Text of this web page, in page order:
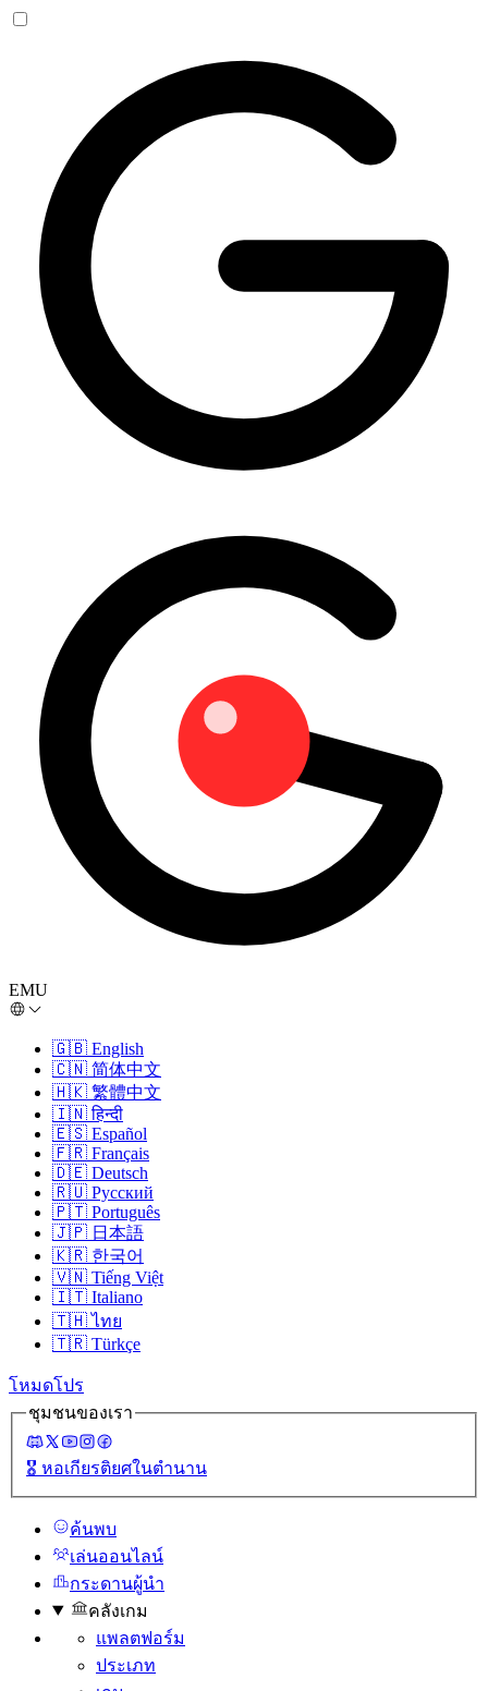
EMU
🇬🇧 English
🇨🇳 简体中文
🇭🇰 繁體中文
🇮🇳 हिन्दी
🇪🇸 Español
🇫🇷 Français
🇩🇪 Deutsch
🇷🇺 Русский
🇵🇹 Português
🇯🇵 日本語
🇰🇷 한국어
🇻🇳 Tiếng Việt
🇮🇹 Italiano
🇹🇭 ไทย
🇹🇷 Türkçe
โหมดโปร
ชุมชนของเรา
🎖️ หอเกียรติยศในตํานาน
ค้นพบ
เล่นออนไลน์
กระดานผู้นํา
คลังเกม
แพลตฟอร์ม
ประเภท